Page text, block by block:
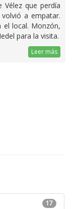
que perdía
a empatar.
el local. Monzón,
para la visita.
Leer más
17